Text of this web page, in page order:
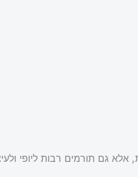
גם תורמים רבות ליופי